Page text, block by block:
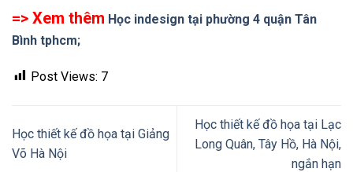
=> Xem thêm Học indesign tại phường 4 quận Tân
Bình tphcm;
Post Views: 7
Học thiết kế đồ họa tại Giảng
Võ Hà Nội
Học thiết kế đồ họa tại Lạc
Long Quân, Tây Hồ, Hà Nội,
ngắn hạn